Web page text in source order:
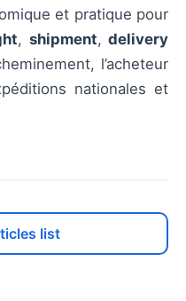
et pratique pour
, shipment, delivery
l’acheteur
nationales et
list